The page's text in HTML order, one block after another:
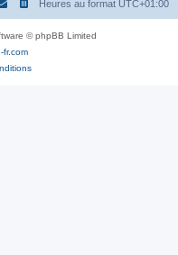
Heures au format UTC+01:00
© phpBB Limited
fr.com